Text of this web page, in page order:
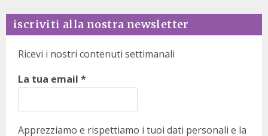
iscriviti alla nostra newsletter
Ricevi i nostri contenuti settimanali
La tua email *
Apprezziamo e rispettiamo i tuoi dati personali e la